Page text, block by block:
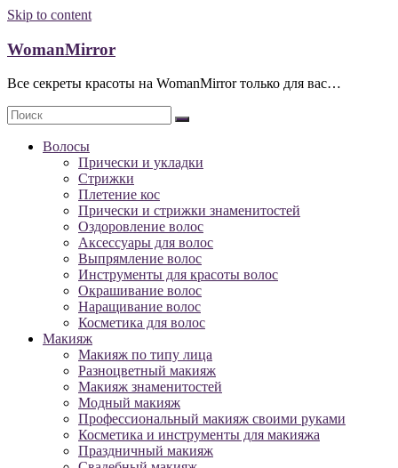
Skip to content
WomanMirror
Все секреты красоты на WomanMirror только для вас…
Волосы
Прически и укладки
Стрижки
Плетение кос
Прически и стрижки знаменитостей
Оздоровление волос
Аксессуары для волос
Выпрямление волос
Инструменты для красоты волос
Окрашивание волос
Наращивание волос
Косметика для волос
Макияж
Макияж по типу лица
Разноцветный макияж
Макияж знаменитостей
Модный макияж
Профессиональный макияж своими руками
Косметика и инструменты для макияжа
Праздничный макияж